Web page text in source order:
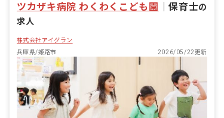
ツカザキ病院 わくわくこども園 ｜保育士の
求人
株式会社アイグラン
兵庫県/姫路市
2026/05/22更新